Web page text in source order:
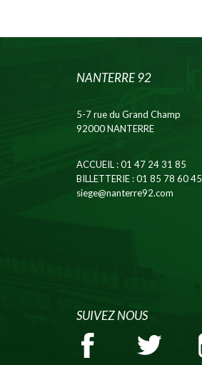
NANTERRE 92
5-7 rue du Grand Champ
92000 NANTERRE
ACCUEIL: 01 47 24 31 85
BILLETTERIE: 01 85 78 60 45
siege@nanterre92.com
SUIVEZ NOUS